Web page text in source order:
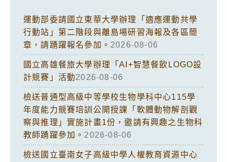
運動部委請國立東華大學辦理「適應運動共學
行動站」第二階段與離島場研習海報及各區簡
章，請踴躍報名參加。 2026-08-06
國立高雄餐旅大學辦理「AI+智慧餐飲LOGO設
計競賽」活動2026-08-06
檢送普通型高級中等學校生物學科中心115學
年度能力競賽培訓公開授課「軟體動物解剖觀
察與推理」實施計畫1份，邀請有興趣之生物科
教師踴躍參加。 2026-08-06
檢送國立臺南女子高級中學人權教育資源中心